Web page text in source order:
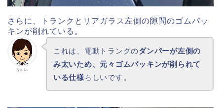
さらに、トランクとリアガラス左側の隙間のゴムパッ
キンが削れている。
yo-ta
これは、電動トランクのダンパーが左側の
み太いため、元々ゴムパッキンが削られて
いる仕様らしいです。